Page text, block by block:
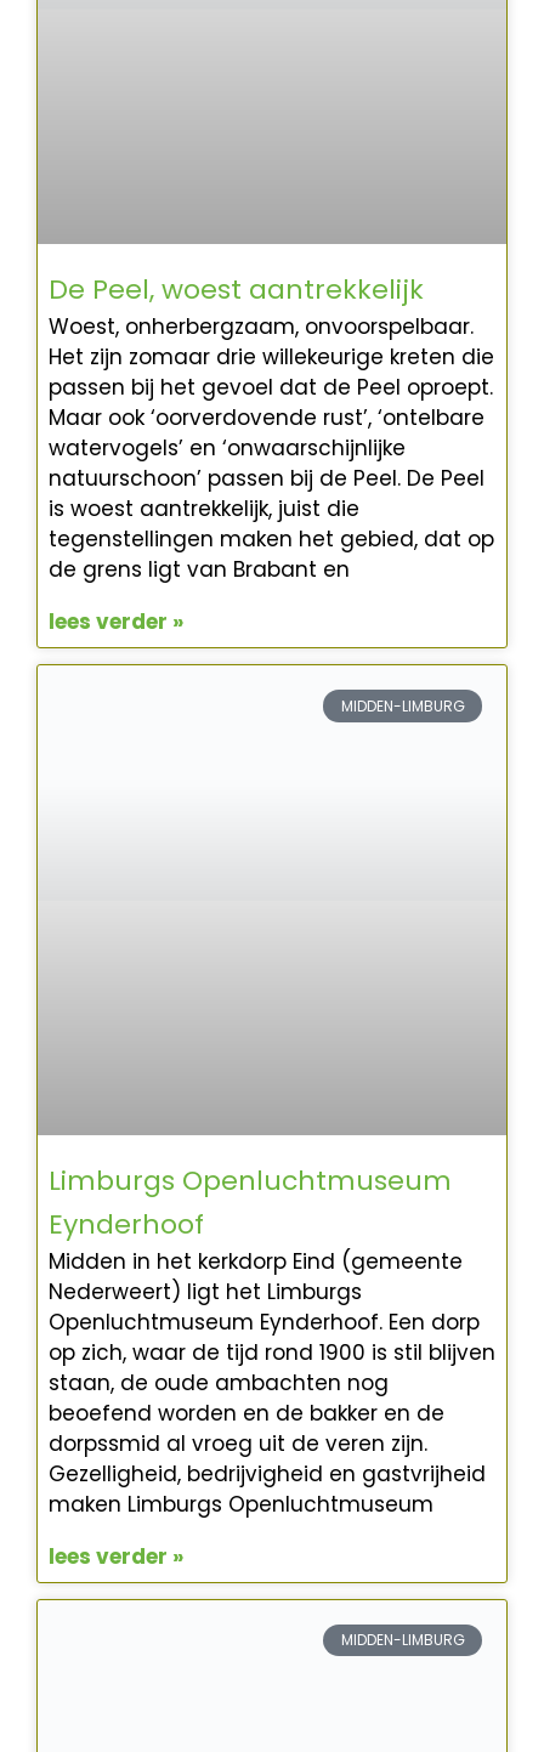
De Peel, woest aantrekkelijk
Woest, onherbergzaam, onvoorspelbaar.
Het zijn zomaar drie willekeurige kreten die
passen bij het gevoel dat de Peel oproept.
Maar ook ‘oorverdovende rust’, ‘ontelbare
watervogels’ en ‘onwaarschijnlijke
natuurschoon’ passen bij de Peel. De Peel
is woest aantrekkelijk, juist die
tegenstellingen maken het gebied, dat op
de grens ligt van Brabant en
lees verder »
MIDDEN-LIMBURG
Limburgs Openluchtmuseum
Eynderhoof
Midden in het kerkdorp Eind (gemeente
Nederweert) ligt het Limburgs
Openluchtmuseum Eynderhoof. Een dorp
op zich, waar de tijd rond 1900 is stil blijven
staan, de oude ambachten nog
beoefend worden en de bakker en de
dorpssmid al vroeg uit de veren zijn.
Gezelligheid, bedrijvigheid en gastvrijheid
maken Limburgs Openluchtmuseum
lees verder »
MIDDEN-LIMBURG